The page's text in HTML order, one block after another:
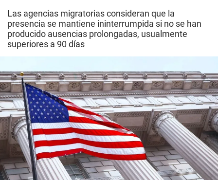
Las agencias migratorias consideran que la
presencia se mantiene ininterrumpida si no se han
producido ausencias prolongadas, usualmente
superiores a 90 días